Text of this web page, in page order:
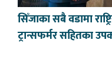
सिँजाका सबै वडामा
ट्रान्सफर्मर सहितका